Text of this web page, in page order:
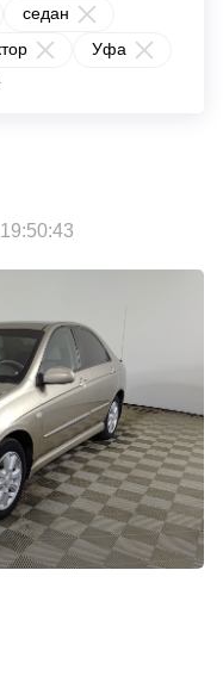
седан
Уфа